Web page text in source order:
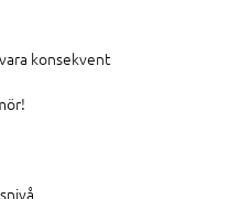
konsekvent